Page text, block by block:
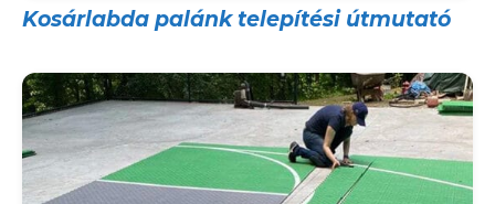
Kosárlabda palánk telepítési útmutató